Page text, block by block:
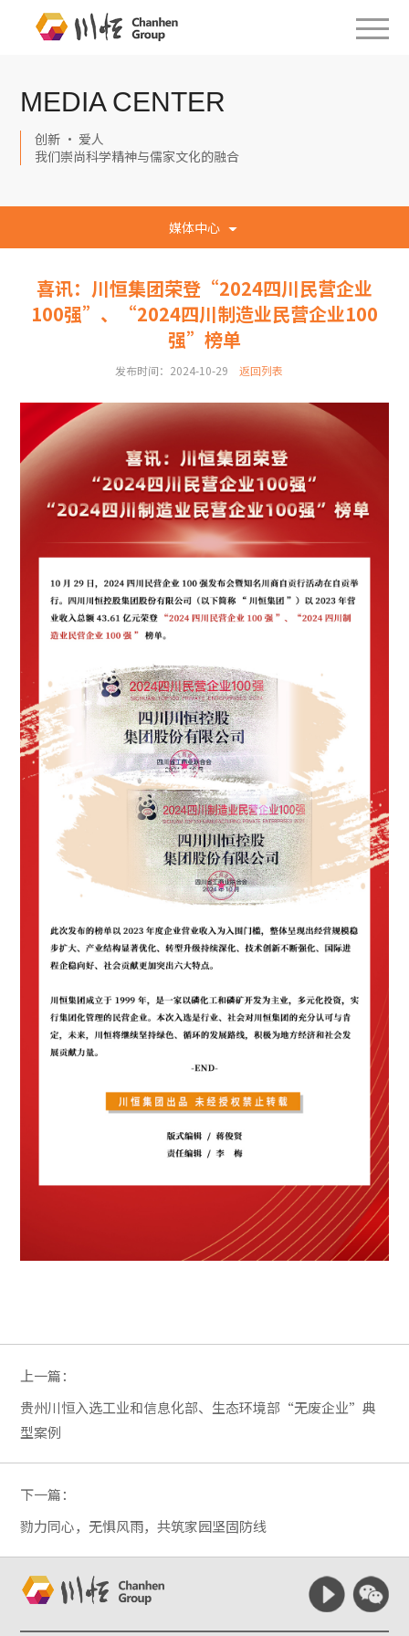
MEDIA CENTER
创新 · 爱人
我们崇尚科学精神与儒家文化的融合
媒体中心
喜讯：川恒集团荣登“2024四川民营企业
100强”、“2024四川制造业民营企业100
强”榜单
发布时间：2024-10-29 返回列表
上一篇：
贵州川恒入选工业和信息化部、生态环境部“无废企业”典
型案例
下一篇：
勠力同心，无惧风雨，共筑家园坚固防线